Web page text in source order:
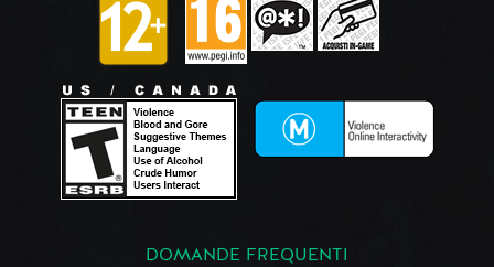
DOMANDE FREQUENTI